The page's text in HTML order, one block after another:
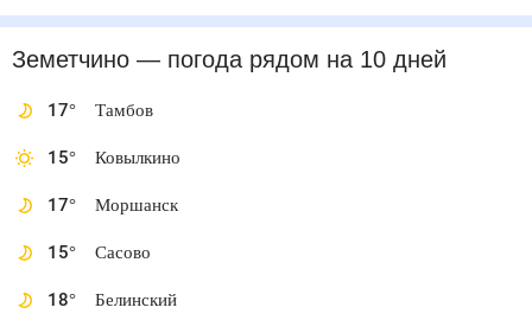
Земетчино — погода рядомна 10 дней
17° Тамбов
15° Ковылкино
17° Моршанск
15° Сасово
18° Белинский